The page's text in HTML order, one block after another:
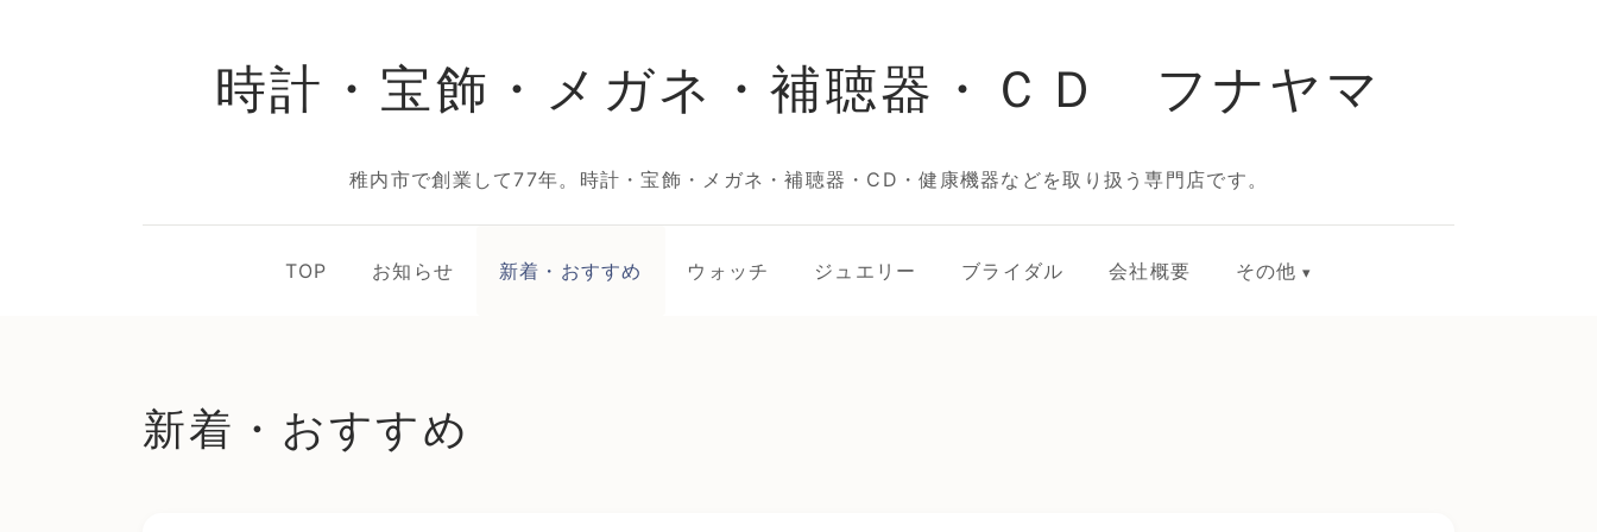
時計・宝飾・メガネ・補聴器・ＣＤ フナヤマ
稚内市で創業して77年。時計・宝飾・メガネ・補聴器・CD・健康機器などを取り扱う専門店です。
TOP お知らせ 新着・おすすめ ウォッチ ジュエリー ブライダル 会社概要 その他
新着・おすすめ